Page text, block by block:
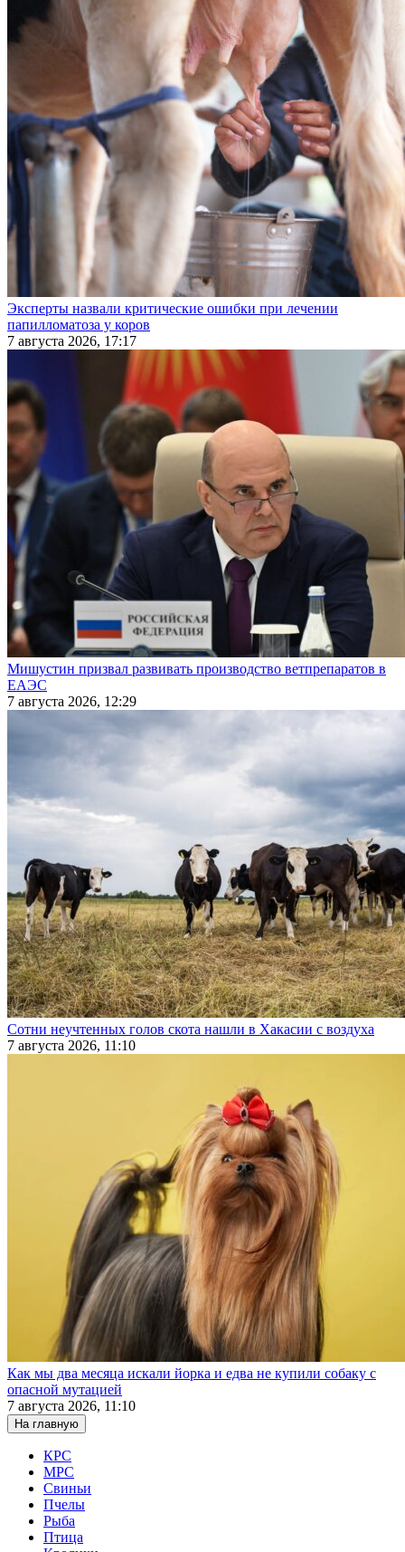
Эксперты назвали критические ошибки при лечении
папилломатоза у коров
7 августа 2026, 17:17
Мишустин призвал развивать производство ветпрепаратов в
ЕАЭС
7 августа 2026, 12:29
Сотни неучтенных голов скота нашли в Хакасии с воздуха
7 августа 2026, 11:10
Как мы два месяца искали йорка и едва не купили собаку с
опасной мутацией
7 августа 2026, 11:10
На главную
КРС
МРС
Свиньи
Пчелы
Рыба
Птица